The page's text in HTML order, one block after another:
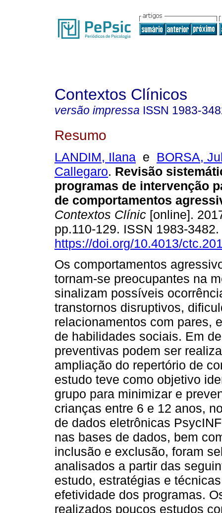
Contextos Clínicos
versão impressa ISSN 1983-
Resumo
LANDIM, Ilana e BORSA,
Callegaro. Revisão
programas de intervenção
de comportamentos
Contextos Clínic [online].
pp.110-129. ISSN 1983-3482.
https://doi.org/10.4013/
Os comportamentos
tornam-se preocupantes na
sinalizam possíveis
transtornos disruptivos,
relacionamentos com pares,
de habilidades sociais. Em
preventivas podem ser
ampliação do repertório de
estudo teve como objetivo
grupo para minimizar e
crianças entre 6 e 12 anos,
de dados eletrônicas
nas bases de dados, bem
inclusão e exclusão, foram
analisados a partir das
estudo, estratégias e
efetividade dos programas.
realizados poucos estudos